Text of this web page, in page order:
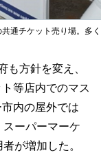
通チケット売り場。多
方針を変え、
等店内でのマス
内の屋外では
ーパーマーケ
が増加した。